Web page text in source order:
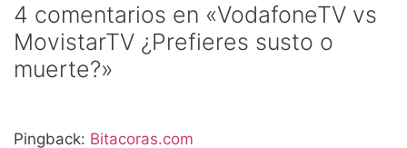
4 comentarios en «VodafoneTV vs
MovistarTV ¿Prefieres susto o
muerte?»
Pingback: Bitacoras.com